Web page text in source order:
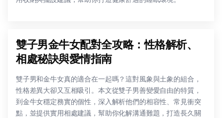
雙子男金牛女配對全攻略：性格解析、
相處秘訣與愛情指南
雙子男和金牛女真的適合在一起嗎？這對風象與土象的組合，
性格差異大卻又互相吸引。本文從雙子男善變愛自由的特質，
到金牛女穩定務實的個性，深入解析他們的相容性、常見衝突
點，並提供實用相處建議，幫助你化解溝通難題，打造長久關